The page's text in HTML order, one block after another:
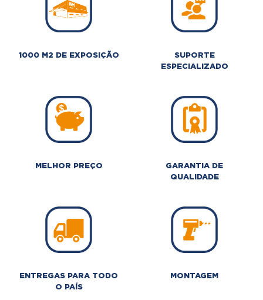
1000 M2 DE EXPOSIÇÃO
SUPORTE
ESPECIALIZADO
MELHOR PREÇO
GARANTIA DE
QUALIDADE
ENTREGAS PARA TODO
O PAÍS
MONTAGEM